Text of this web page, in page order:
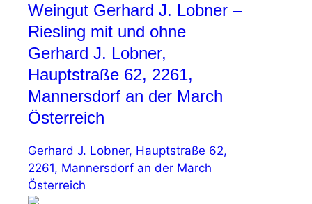
Weingut Gerhard J. Lobner –
Riesling mit und ohne
Gerhard J. Lobner,
Hauptstraße 62, 2261,
Mannersdorf an der March
Österreich
Gerhard J. Lobner, Hauptstraße 62,
2261, Mannersdorf an der March
Österreich